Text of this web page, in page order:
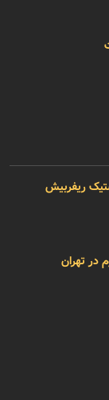
ریفربیش
در تهران